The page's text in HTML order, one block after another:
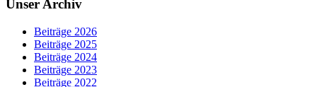
Unser Archiv
Beiträge 2026
Beiträge 2025
Beiträge 2024
Beiträge 2023
Beiträge 2022